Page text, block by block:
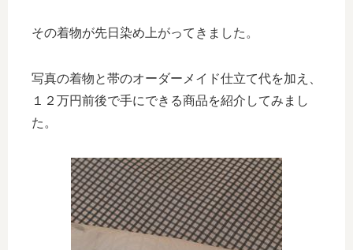
その着物が先日染め上がってきました。
写真の着物と帯のオーダーメイド仕立て代を加え、
１２万円前後で手にできる商品を紹介してみまし
た。